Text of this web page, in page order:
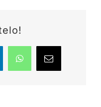
WhatsAppCorreo
electrónico